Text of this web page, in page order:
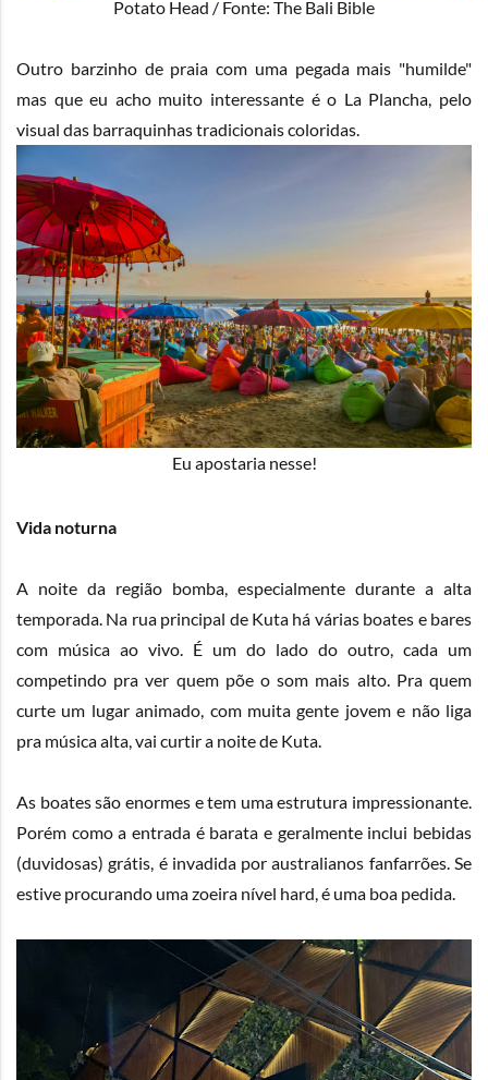
Potato Head / Fonte: The Bali Bible
Outro barzinho de praia com uma pegada mais "humilde"
mas que eu acho muito interessante é o La Plancha, pelo
visual das barraquinhas tradicionais coloridas.
Eu apostaria nesse!
Vida noturna
A noite da região bomba, especialmente durante a alta
temporada. Na rua principal de Kuta há várias boates e bares
com música ao vivo. É um do lado do outro, cada um
competindo pra ver quem põe o som mais alto. Pra quem
curte um lugar animado, com muita gente jovem e não liga
pra música alta, vai curtir a noite de Kuta.
As boates são enormes e tem uma estrutura impressionante.
Porém como a entrada é barata e geralmente inclui bebidas
(duvidosas) grátis, é invadida por australianos fanfarrões. Se
estive procurando uma zoeira nível hard, é uma boa pedida.